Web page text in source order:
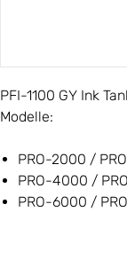
PFI-1100 GY Ink
Modelle:
PRO-2000 /
PRO-4000 /
PRO-6000 /